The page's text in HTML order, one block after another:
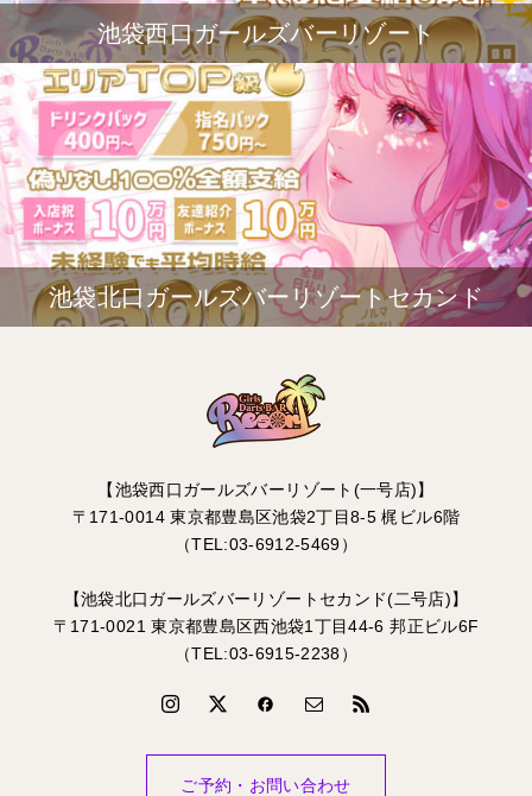
池袋西口ガールズバーリゾート
池袋北口ガールズバーリゾートセカンド
【池袋西口ガールズバーリゾート(一号店)】
〒171-0014 東京都豊島区池袋2丁目8-5 梶ビル6階
（TEL:03-6912-5469）
【池袋北口ガールズバーリゾートセカンド(二号店)】
〒171-0021 東京都豊島区西池袋1丁目44-6 邦正ビル6F
（TEL:03-6915-2238）
ご予約・お問い合わせ